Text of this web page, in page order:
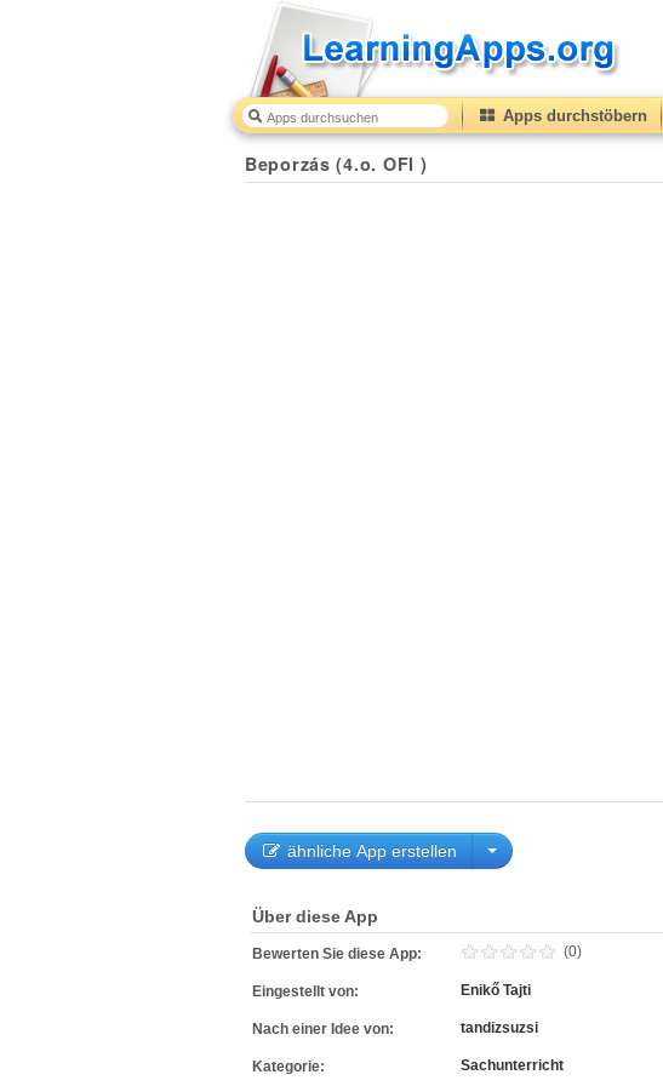
Apps durchstöbern
Beporzás (4.o. OFI )
ähnliche App erstellen
Über diese App
Bewerten Sie diese App: (0)
Eingestellt von: Enikő Tajti
Nach einer Idee von: tandizsuzsi
Kategorie: Sachunterricht